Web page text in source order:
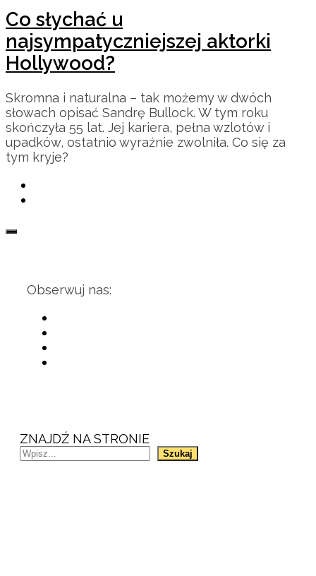
Co słychać u
najsympatyczniejszej aktorki
Hollywood?
Skromna i naturalna – tak możemy w dwóch
słowach opisać Sandrę Bullock. W tym roku
skończyła 55 lat. Jej kariera, pełna wzlotów i
upadków, ostatnio wyraźnie zwolniła. Co się za
tym kryje?
Obserwuj nas:
ZNAJDŹ NA STRONIE
Szukaj